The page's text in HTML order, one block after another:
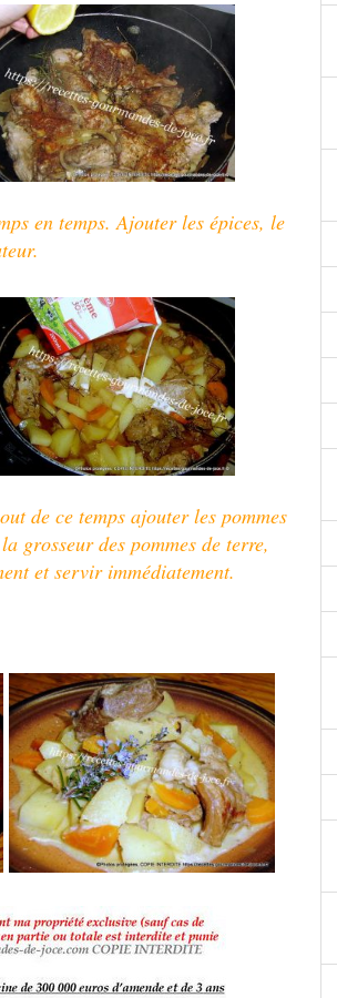
en temps. Ajouter les épices, le
de ce temps ajouter les pommes
grosseur des pommes de terre,
et servir immédiatement.